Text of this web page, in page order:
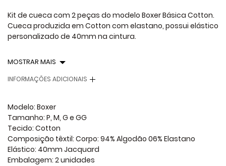
Kit de cueca com 2 peças do modelo Boxer Básica Cotton.
Cueca produzida em Cotton com elastano, possui elástico
personalizado de 40mm na cintura.
MOSTRAR MAIS
INFORMAÇÕES ADICIONAIS
Modelo: Boxer
Tamanho: P, M, G e GG
Tecido: Cotton
Composição têxtil: Corpo: 94% Algodão 06% Elastano
Elástico: 40mm Jacquard
Embalagem: 2 unidades